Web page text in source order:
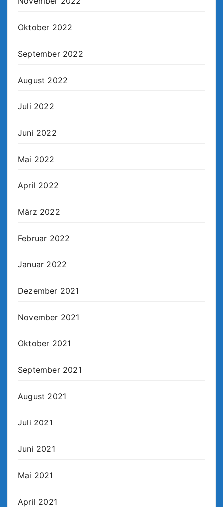
Oktober 2022
September 2022
August 2022
Juli 2022
Juni 2022
Mai 2022
April 2022
März 2022
Februar 2022
Januar 2022
Dezember 2021
November 2021
Oktober 2021
September 2021
August 2021
Juli 2021
Juni 2021
Mai 2021
April 2021